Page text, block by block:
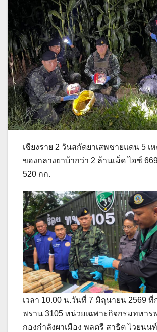
เชียงราย 2 วันสกัดยาเสพชายแดน 5 เ
ของกลางยาบ้ากว่า 2 ล้านเม็ด ไอซ์
520 กก.
เวลา 10.00 น.วันที่ 7 มิถุนายน 2569
พราน 3105 หน่วยเฉพาะกิจกรมทหาร
กองกำลังผาเมือง พลตรี สาธิต ไวยนน